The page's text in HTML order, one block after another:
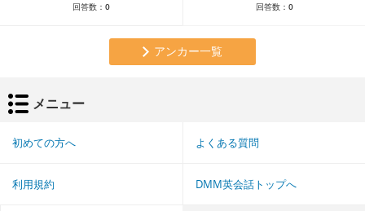
回答数： 0 回答数： 0
アンカー一覧
メニュー
初めての方へ よくある質問
利用規約 DMM英会話トップへ